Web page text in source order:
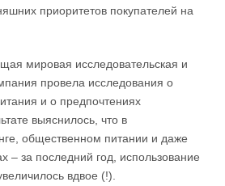
приоритетов покупателей на
мировая исследовательская и
провела исследования о
и о предпочтениях
выяснилось, что в
общественном питании и даже
– за последний год, использование
вдвое (!).